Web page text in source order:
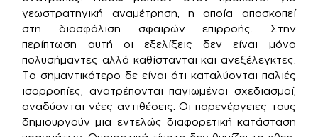
γεωστρατηγική αναμέτρηση, η οποία αποσκοπεί
στη διασφάλιση σφαιρών επιρροής. Στην
περίπτωση αυτή οι εξελίξεις δεν είναι μόνο
πολυσήμαντες αλλά καθίστανται και ανεξέλεγκτες.
Το σημαντικότερο δε είναι ότι καταλύονται παλιές
ισορροπίες, ανατρέπονται παγιωμένοι σχεδιασμοί,
αναδύονται νέες αντιθέσεις. Οι παρενέργειες τους
δημιουργούν μια εντελώς διαφορετική κατάσταση